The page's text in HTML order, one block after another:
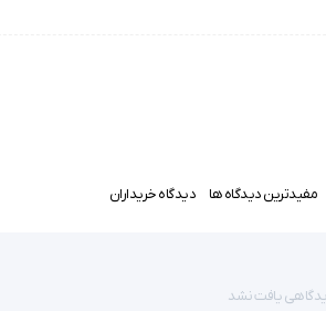
به ذرات ریز تبدیل می‌کند. این پروسه
مفیدترین دیدگاه ها دیدگاه خریداران
یافت نشد